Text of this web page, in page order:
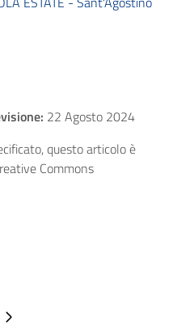
22 Agosto 2024
questo articolo è
Commons